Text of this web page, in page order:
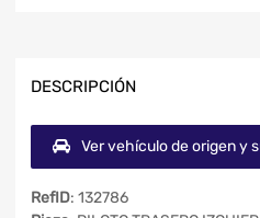
DESCRIPCIÓN
Ver vehículo de origen y
RefID: 132786